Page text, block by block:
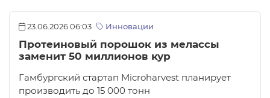
23.06.2026 06:03 Инновации
Протеиновый порошок из мелассы
заменит 50 миллионов кур
Гамбургский стартап Microharvest планирует
производить до 15 000 тонн